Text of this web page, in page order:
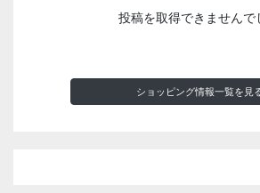
投稿を取得できませんで
ショッピング情報一覧を見